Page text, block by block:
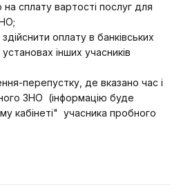
сплату вартості послуг для
здійснити оплату в банківських
інших учасників
перепустку, де вказано час і
ЗНО (інформацію буде
кабінеті" учасника пробного